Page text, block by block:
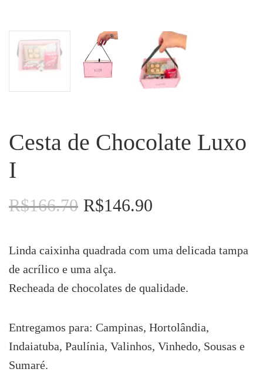
Cesta de Chocolate Luxo
I
R$166.70 O
era:
R$166.70.
R$146.90
é:
Linda caixinha quadrada com uma delicada tampa
de acrílico e uma alça.
Recheada de chocolates de qualidade.
Entregamos para: Campinas, Hortolândia,
Indaiatuba, Paulínia, Valinhos, Vinhedo, Sousas e
Sumaré.